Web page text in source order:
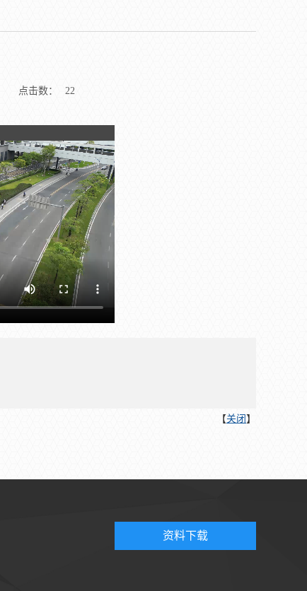
点击数： 22
【关闭 】
资料下载